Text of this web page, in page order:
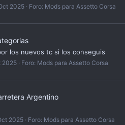
2025 Foro: Mods para Assetto Corsa
los nuevos tc si los conseguis
2025 Foro: Mods para Assetto Corsa
Argentino
2025 Foro: Mods para Assetto Corsa